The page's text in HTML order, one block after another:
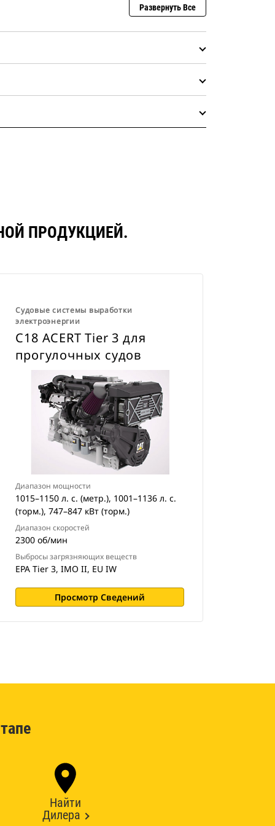
Развернуть Все
ПРОДУКЦИЕЙ.
Судовые системы выработки
электроэнергии
C18 ACERT Tier 3 для
прогулочных судов
Диапазон мощности
1015–1150 л. с. (метр.), 1001–1136 л. с.
(торм.), 747–847 кВт (торм.)
Диапазон скоростей
2300 об/мин
Выбросы загрязняющих веществ
EPA Tier 3, IMO II, EU IW
Просмотр Сведений
Найти
Дилера